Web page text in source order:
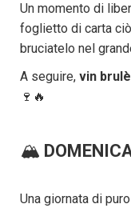
Un momento di
foglietto di carta
bruciatelo nel
A seguire, vin brulè
🍷🔥
🏔️
Una giornata di